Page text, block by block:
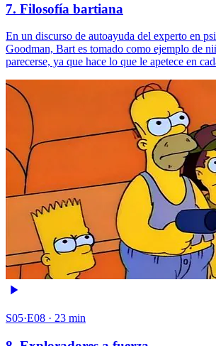
7. Filosofía bartiana
En un discurso de autoayuda del experto en
Goodman, Bart es tomado como ejemplo de
parecerse, ya que hace lo que le apetece en
S05·E08 · 23 min